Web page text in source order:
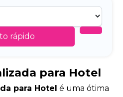
rápido
para Hotel
para Hotel é uma ótima